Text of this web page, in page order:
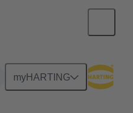
myHARTING